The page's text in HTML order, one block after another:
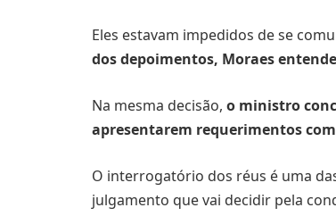
Eles estavam impedidos de se
dos depoimentos, Moraes
Na mesma decisão, o ministro
apresentarem requerimentos
O interrogatório dos réus é uma
julgamento que vai decidir pela